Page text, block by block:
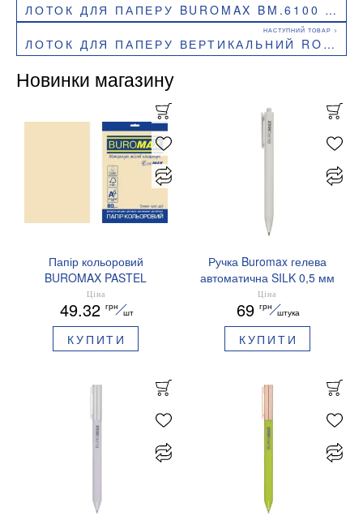
ЛОТОК ДЛЯ ПАПЕРУ BUROMAX BM.6100 ВЕРТИКАЛЬНИЙ 3 В 1 ЧОРНИЙ
ЛОТОК ДЛЯ ПАПЕРУ ВЕРТИКАЛЬНИЙ ROSE PASTEL BUROMAX BM.6261
Новинки магазину
Папір кольоровий
BUROMAX PASTEL
EUROMAX 20 арк А4 80 г/
мс BM.2721220E-08
Ціна
49.32 грн
шт
КУПИТИ
Ручка Buromax гелева
автоматична SILK 0,5 мм
сині чорнила BM.83100
Ціна
69 грн
штука
КУПИТИ